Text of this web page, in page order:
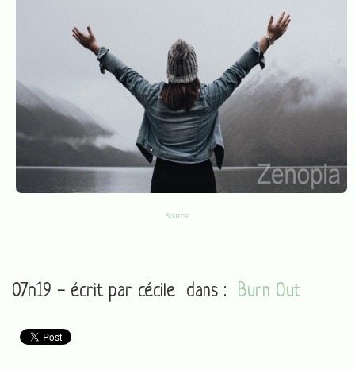
Source
07h19 - écrit par cécile dans : Burn Out